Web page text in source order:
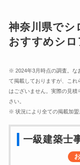
神奈川県でシ
おすすめシ
※ 2024年3月時点の調査。な
て掲載しておりますが、これ
はございません。実際の見積
さい。
※ 状況により全ての掲載加盟
一級建築士